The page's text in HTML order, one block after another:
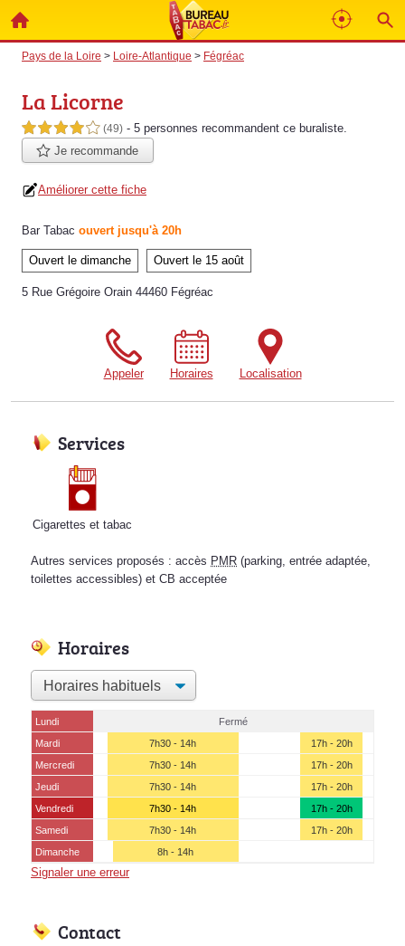
Pays de la Loire > Loire-Atlantique > Fégréac
La Licorne
4,0 étoiles sur 5 (49) - 5 personnes recommandent ce buraliste.
Je recommande
Améliorer cette fiche
Bar Tabac ouvert jusqu'à 20h
Ouvert le dimanche Ouvert le 15 août
5 Rue Grégoire Orain 44460 Fégréac
Appeler Horaires Localisation
Services
Cigarettes et tabac
Autres services proposés : accès PMR (parking, entrée adaptée,
toilettes accessibles) et CB acceptée
Horaires
Lundi
Fermé
Mardi
7h30 - 14h
17h - 20h
Mercredi
7h30 - 14h
17h - 20h
Jeudi
7h30 - 14h
17h - 20h
Vendredi
7h30 - 14h
17h - 20h
Samedi
7h30 - 14h
17h - 20h
Dimanche
8h - 14h
Signaler une erreur
Contact